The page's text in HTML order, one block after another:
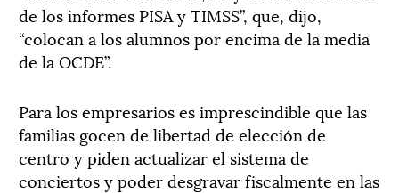
de los informes PISA y TIMSS”, que, dijo,
“colocan a los alumnos por encima de la media
de la OCDE”.
Para los empresarios es imprescindible que las
familias gocen de libertad de elección de
centro y piden actualizar el sistema de
conciertos y poder desgravar fiscalmente en las